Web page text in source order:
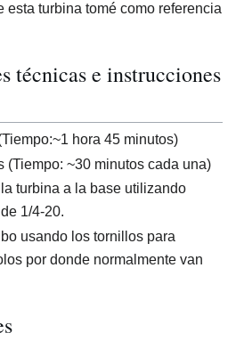
esta turbina tomé como referencia
técnicas e instrucciones
hora 45 minutos)
(Tiempo: ~30 minutos cada una)
turbina a la base utilizando
1/4-20.
usando los tornillos para
por donde normalmente van